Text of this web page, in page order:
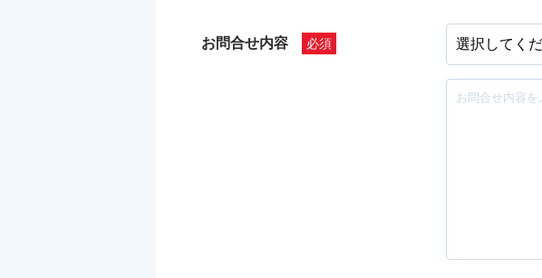
お問合せ内容